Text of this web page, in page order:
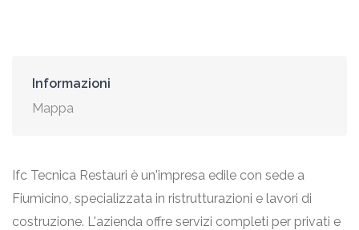
Informazioni
Mappa
Ifc Tecnica Restauri è un'impresa edile con sede a
Fiumicino, specializzata in ristrutturazioni e lavori di
costruzione. L'azienda offre servizi completi per privati e